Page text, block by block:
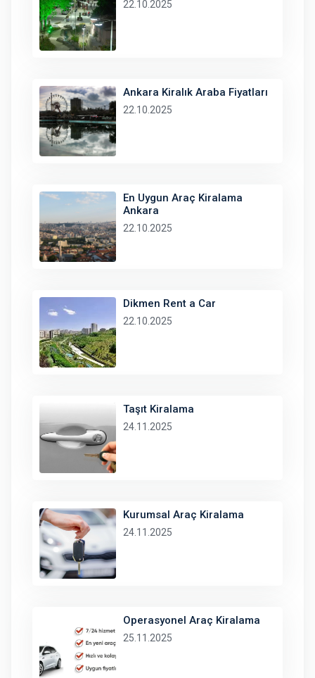
22.10.2025
Ankara Kiralık Araba Fiyatları
22.10.2025
En Uygun Araç Kiralama
Ankara
22.10.2025
Dikmen Rent a Car
22.10.2025
Taşıt Kiralama
24.11.2025
Kurumsal Araç Kiralama
24.11.2025
Operasyonel Araç Kiralama
25.11.2025